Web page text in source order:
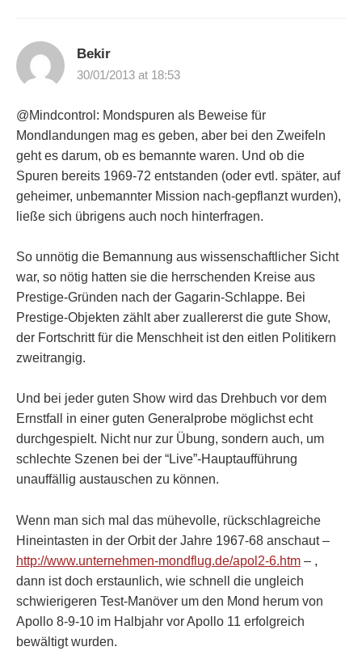
Bekir
30/01/2013 at 18:53
@Mindcontrol: Mondspuren als Beweise für
Mondlandungen mag es geben, aber bei den Zweifeln
geht es darum, ob es bemannte waren. Und ob die
Spuren bereits 1969-72 entstanden (oder evtl. später, auf
geheimer, unbemannter Mission nach-gepflanzt wurden),
ließe sich übrigens auch noch hinterfragen.
So unnötig die Bemannung aus wissenschaftlicher Sicht
war, so nötig hatten sie die herrschenden Kreise aus
Prestige-Gründen nach der Gagarin-Schlappe. Bei
Prestige-Objekten zählt aber zuallererst die gute Show,
der Fortschritt für die Menschheit ist den eitlen Politikern
zweitrangig.
Und bei jeder guten Show wird das Drehbuch vor dem
Ernstfall in einer guten Generalprobe möglichst echt
durchgespielt. Nicht nur zur Übung, sondern auch, um
schlechte Szenen bei der “Live”-Hauptaufführung
unauffällig austauschen zu können.
Wenn man sich mal das mühevolle, rückschlagreiche
Hineintasten in der Orbit der Jahre 1967-68 anschaut –
http://www.unternehmen-mondflug.de/apol2-6.htm – ,
dann ist doch erstaunlich, wie schnell die ungleich
schwierigeren Test-Manöver um den Mond herum von
Apollo 8-9-10 im Halbjahr vor Apollo 11 erfolgreich
bewältigt wurden.